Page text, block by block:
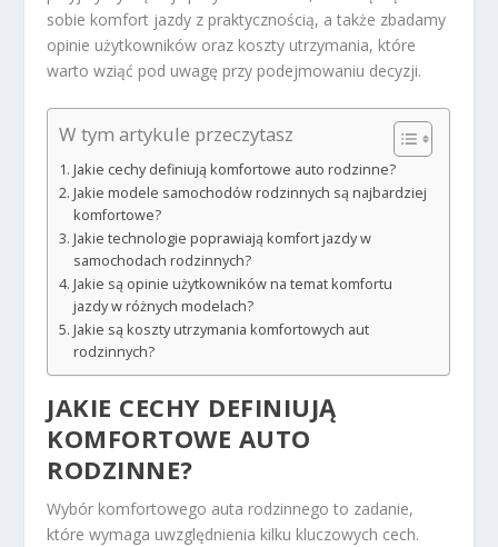
sobie komfort jazdy z praktycznością, a także zbadamy
opinie użytkowników oraz koszty utrzymania, które
warto wziąć pod uwagę przy podejmowaniu decyzji.
W tym artykule przeczytasz
Jakie cechy definiują komfortowe auto rodzinne?
Jakie modele samochodów rodzinnych są najbardziej
komfortowe?
Jakie technologie poprawiają komfort jazdy w
samochodach rodzinnych?
Jakie są opinie użytkowników na temat komfortu
jazdy w różnych modelach?
Jakie są koszty utrzymania komfortowych aut
rodzinnych?
JAKIE CECHY DEFINIUJĄ
KOMFORTOWE AUTO
RODZINNE?
Wybór komfortowego auta rodzinnego to zadanie,
które wymaga uwzględnienia kilku kluczowych cech.